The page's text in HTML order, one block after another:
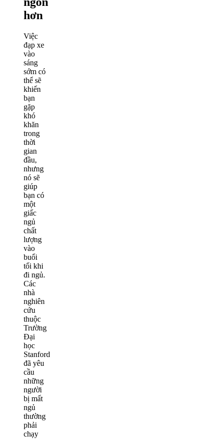
hơn
Việc
đạp xe
vào
sáng
sớm có
thể sẽ
khiến
bạn
gặp
khó
khăn
trong
thời
gian
đầu,
nhưng
nó sẽ
giúp
bạn có
một
giấc
ngủ
chất
lượng
vào
buổi
tối khi
đi ngủ.
Các
nhà
nghiên
cứu
thuộc
Trường
Đại
học
Stanford
đã yêu
cầu
những
người
bị mất
ngủ
thường
phải
chạy